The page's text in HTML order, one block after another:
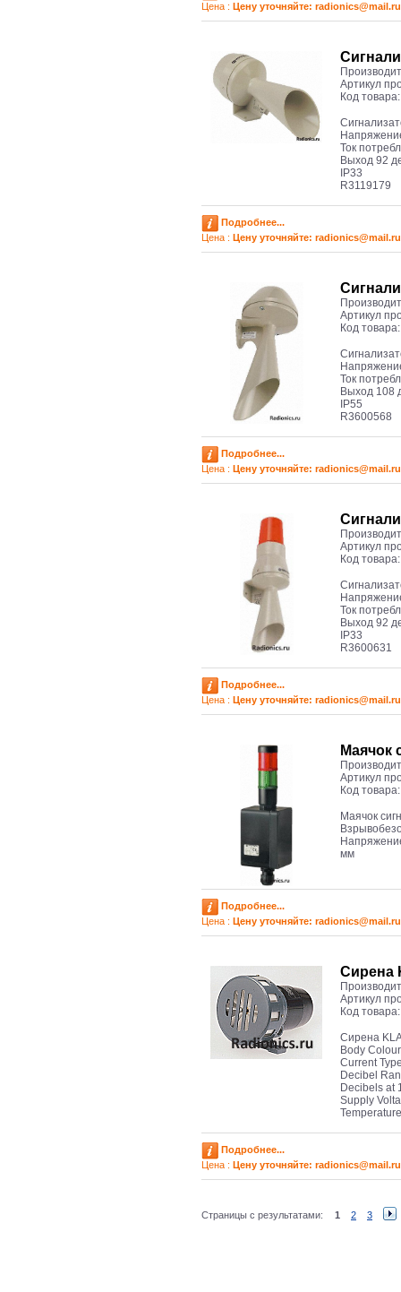
Цена : Цену уточняйте: radioniсs@mail.ru
Артикул
Код
Ток
Выход 92
IP33
R3119179
Подробнее...
Цена : Цену уточняйте: radioniсs@mail.ru
Артикул
Код
Ток
Выход 108
IP55
R3600568
Подробнее...
Цена : Цену уточняйте: radioniсs@mail.ru
Артикул
Код
Ток
Выход 92
IP33
R3600631
Подробнее...
Цена : Цену уточняйте: radioniсs@mail.ru
Маячок
Артикул
Код
Маячок
мм
Подробнее...
Цена : Цену уточняйте: radioniсs@mail.ru
Сирена
Артикул
Код
Сирена
Body
Current
Decibel
Decibels at
Supply
Подробнее...
Цена : Цену уточняйте: radioniсs@mail.ru
Страницы с результатами: 1 2 3